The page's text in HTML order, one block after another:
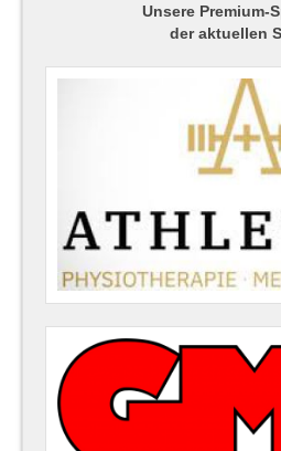
Unsere Premium-
der aktuellen